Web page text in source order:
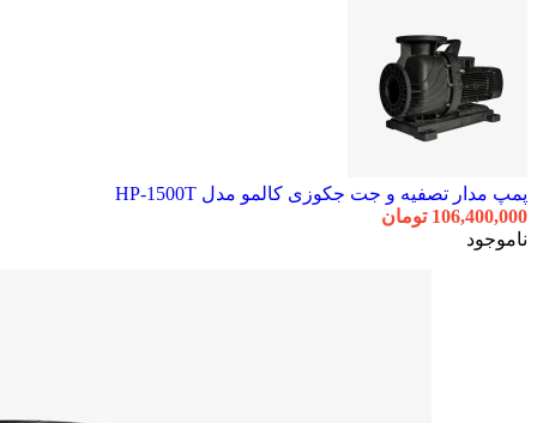
پمپ مدار تصفیه و جت جکوزی کالمو مدل HP-1500T
106,400,000 تومان
ناموجود